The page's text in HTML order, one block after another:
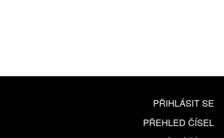
PŘIHLÁSIT SE
PŘEHLED ČÍSEL